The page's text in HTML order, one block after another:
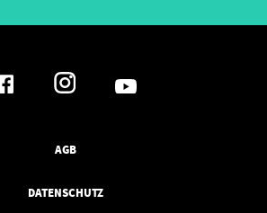
AGB
DATENSCHUTZ